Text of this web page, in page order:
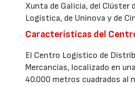
Xunta de Galicia, del Clúster
Logística, de Uninova y de
Características del
El Centro Logístico de
Mercancías, localizado en
40.000 metros cuadrados al